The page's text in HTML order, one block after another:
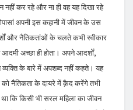
नहीं कर रहे और ना ही वह यह दिखा रहे
अपनी इस कहानी में जीवन के उस
और नैतिकतांओं के चलते कभी स्वीकार
अच्छा ही होता। अपने आदर्शों,
के बारे में अपशब्द नहीं कहते। यह
नैतिकता के दायरे में क़ैद करेंगे तभी
कि किसी भी सरल महिला का जीवन